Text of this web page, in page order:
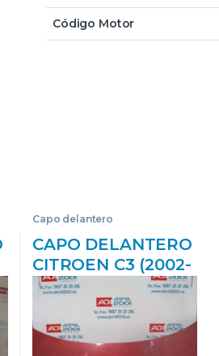
Código Motor
Capo delantero
CAPO DELANTERO
CITROEN C3 (2002-
>) 1.4 HDI 8HX
(DV4TD)
8HX(DV4TD)
GRANATE